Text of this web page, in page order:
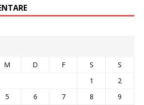
M D F S
S
1
2
5 6 7 8
9